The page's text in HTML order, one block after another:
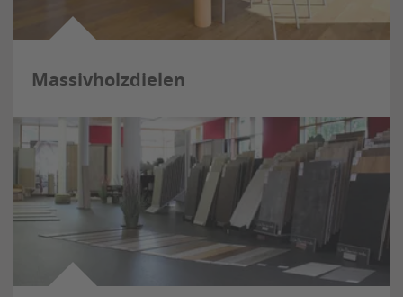
Massivholzdielen